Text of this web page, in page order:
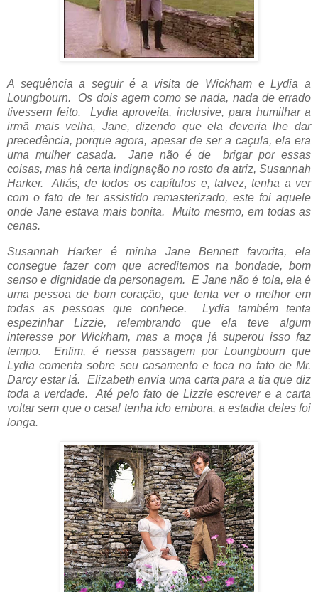
A sequência a seguir é a visita de Wickham e Lydia a
Loungbourn. Os dois agem como se nada, nada de errado
tivessem feito. Lydia aproveita, inclusive, para humilhar a
irmã mais velha, Jane, dizendo que ela deveria lhe dar
precedência, porque agora, apesar de ser a caçula, ela era
uma mulher casada. Jane não é de brigar por essas
coisas, mas há certa indignação no rosto da atriz, Susannah
Harker. Aliás, de todos os capítulos e, talvez, tenha a ver
com o fato de ter assistido remasterizado, este foi aquele
onde Jane estava mais bonita. Muito mesmo, em todas as
cenas.
Susannah Harker é minha Jane Bennett favorita, ela
consegue fazer com que acreditemos na bondade, bom
senso e dignidade da personagem. E Jane não é tola, ela é
uma pessoa de bom coração, que tenta ver o melhor em
todas as pessoas que conhece. Lydia também tenta
espezinhar Lizzie, relembrando que ela teve algum
interesse por Wickham, mas a moça já superou isso faz
tempo. Enfim, é nessa passagem por Loungbourn que
Lydia comenta sobre seu casamento e toca no fato de Mr.
Darcy estar lá. Elizabeth envia uma carta para a tia que diz
toda a verdade. Até pelo fato de Lizzie escrever e a carta
voltar sem que o casal tenha ido embora, a estadia deles foi
longa.